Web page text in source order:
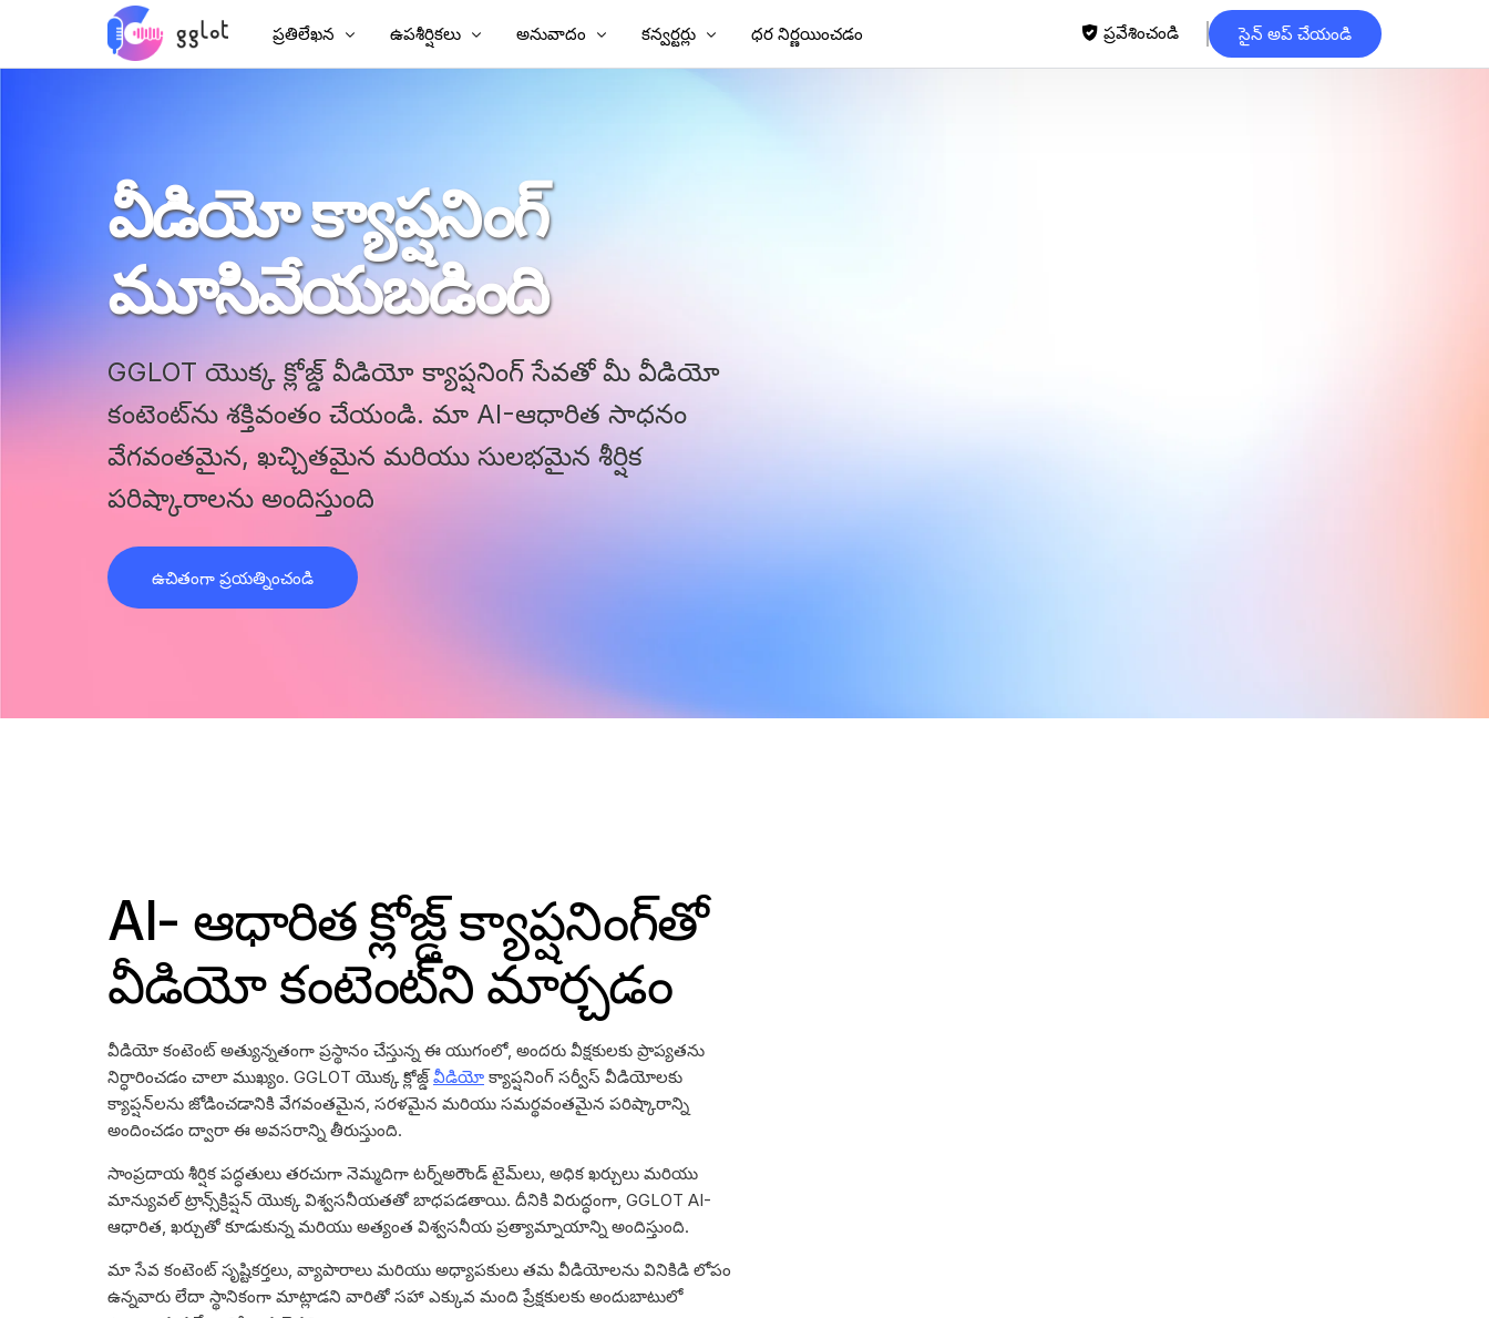
ప్రతిలేఖన
YouTubeని లిప్యంతరీకరించండి
సమావేశం లిప్యంతరీకరణ
ఆడియో టు టెక్స్ట్
కార్పొరేట్ వాయిస్ఓవర్
ఆడియోబుక్ వాయిస్ ఓవర్
ఉపశీర్షికలు
చైనీస్ ఉపశీర్షికలు
AI డబ్బింగ్
ఉపశీర్షిక అనువాదకుడు
VTT సృష్టికర్త
అనువాదం కన్వర్టర్లు
వచనానికి VTT
ధర నిర్ణయించడం ప్రవేశించండి సైన్ అప్ చేయండి
వీడియో క్యాప్షనింగ్
మూసివేయబడింది
GGLOT యొక్క క్లోజ్డ్ వీడియో క్యాప్షనింగ్ సేవతో మీ వీడియో
కంటెంట్‌ను శక్తివంతం చేయండి. మా AI-ఆధారిత సాధనం
వేగవంతమైన, ఖచ్చితమైన మరియు సులభమైన శీర్షిక
పరిష్కారాలను అందిస్తుంది
ఉచితంగా ప్రయత్నించండి
AI- ఆధారిత క్లోజ్డ్ క్యాప్షనింగ్‌తో
వీడియో కంటెంట్‌ని మార్చడం
వీడియో కంటెంట్ అత్యున్నతంగా ప్రస్థానం చేస్తున్న ఈ యుగంలో, అందరు వీక్షకులకు ప్రాప్యతను
నిర్ధారించడం చాలా ముఖ్యం. GGLOT యొక్క క్లోజ్డ్వీడియో క్యాప్షనింగ్ సర్వీస్ వీడియోలకు
క్యాప్షన్‌లను జోడించడానికి వేగవంతమైన, సరళమైన మరియు సమర్థవంతమైన పరిష్కారాన్ని
అందించడం ద్వారా ఈ అవసరాన్ని తీరుస్తుంది.
సాంప్రదాయ శీర్షిక పద్ధతులు తరచుగా నెమ్మదిగా టర్న్‌అరౌండ్ టైమ్‌లు, అధిక ఖర్చులు మరియు
మాన్యువల్ ట్రాన్స్‌క్రిప్షన్ యొక్క విశ్వసనీయతతో బాధపడతాయి. దీనికి విరుద్ధంగా, GGLOT AI-
ఆధారిత, ఖర్చుతో కూడుకున్న మరియు అత్యంత విశ్వసనీయ ప్రత్యామ్నాయాన్ని అందిస్తుంది.
మా సేవ కంటెంట్ సృష్టికర్తలు, వ్యాపారాలు మరియు అధ్యాపకులు తమ వీడియోలను వినికిడి లోపం
ఉన్నవారు లేదా స్థానికంగా మాట్లాడని వారితో సహా ఎక్కువ మంది ప్రేక్షకులకు అందుబాటులో